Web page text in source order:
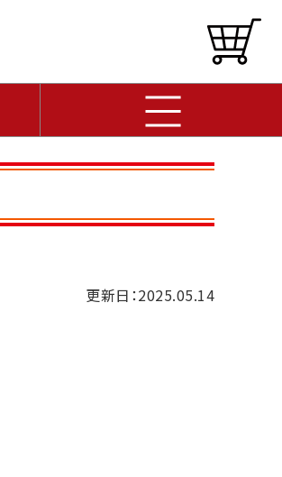
更新日：2025.05.14